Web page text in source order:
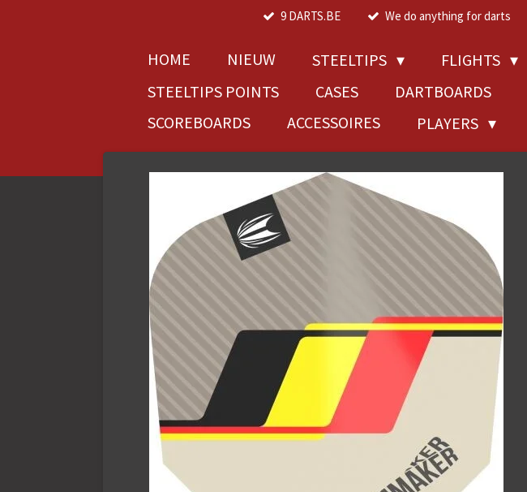
9 DARTS.BE We do anything for darts
HOME NIEUW STEELTIPS FLIGHTS
STEELTIPS POINTS
CASES DARTBOARDS
SCOREBOARDS
ACCESSOIRES PLAYERS